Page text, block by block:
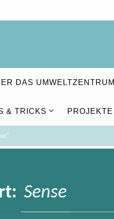
DAS UMWELTZENTRUM
& TRICKS PROJEKTE
Sense